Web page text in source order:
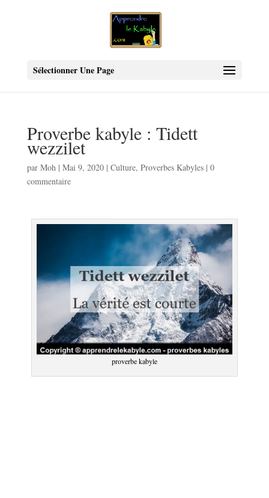
Sélectionner Une Page
Proverbe kabyle : Tidett
wezzilet
par Moh| Mai 9, 2020| Culture, Proverbes Kabyles| 0
commentaire
proverbe kabyle